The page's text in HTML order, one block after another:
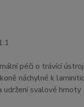
péči o trávící
náchylné k
udržení svalové hmoty